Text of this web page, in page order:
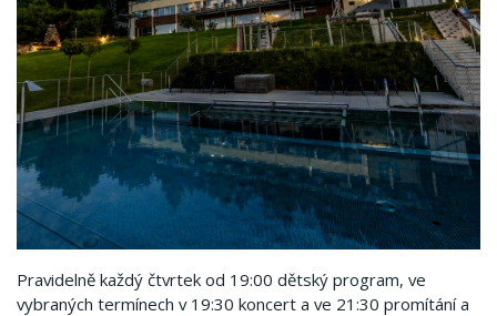
Pravidelně každý čtvrtek od 19:00 dětský program, ve
vybraných termínech v 19:30 koncert a ve 21:30 promítání a